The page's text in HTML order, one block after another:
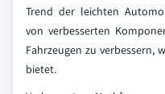
Trend der leichten
von verbesserten
Fahrzeugen zu verbessern,
bietet.